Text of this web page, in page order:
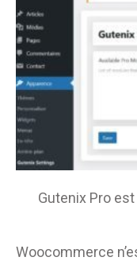
Gutenix Pro
Woocommerce